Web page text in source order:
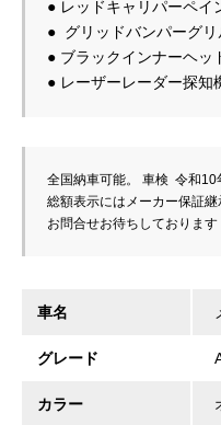
● グリッドバ
全国納車可能。 車検 令和10
総額表示にはメーカー保証
お問合せお待ちしております
車名
グレード
カラー